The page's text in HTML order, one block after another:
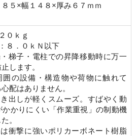
５×幅１４８×厚み６７ｍｍ
０ｋｇ
８．０ｋＮ以下
梯子・電柱での昇降移動時に万一
します。
囲の設備・構造物や荷物に触れて
配はありません。
出しが軽くスムーズ。すばやく動
かかりにくい「作業重視」の制動機
。
衝撃に強いポリカーボネート樹脂